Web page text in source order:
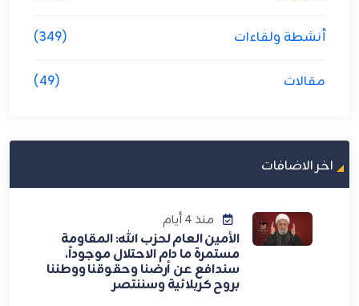
أنشطة ولقاءات (349)
مقالات (49)
اخر الاضافات
منذ 4 أيام
الأمين العام لحزب الله: المقاومة
مستمرة ما دام الاحتلال موجوداً،
سندافع عن أرضنا وحقوقنا ووطننا
بروح كربلائية وسننتصر